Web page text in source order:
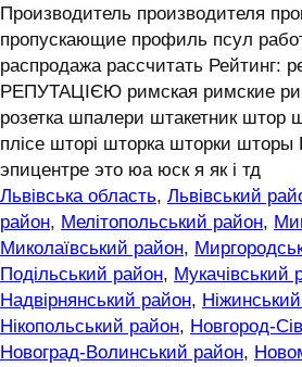
Производитель производителя
пропускающие профиль псул
распродажа рассчитать Рейтинг:
РЕПУТАЦІЄЮ римская римские
розетка шпалери штакетник штор
плісе шторі шторка шторки
эпицентре это юа юск я як і тд
Львівська область, Львівський
район, Мелітопольський район,
Миколаївський район,
Подільський район, Мукачівський
Надвірнянський район,
Нікопольський район, Новгород-
Новоград-Волинський район,